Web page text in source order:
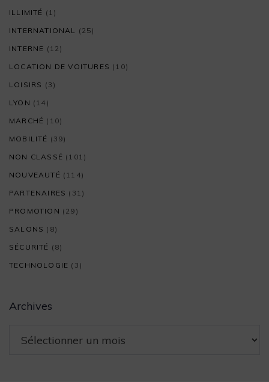
ILLIMITÉ (1)
INTERNATIONAL (25)
INTERNE (12)
LOCATION DE VOITURES (10)
LOISIRS (3)
LYON (14)
MARCHÉ (10)
MOBILITÉ (39)
NON CLASSÉ (101)
NOUVEAUTÉ (114)
PARTENAIRES (31)
PROMOTION (29)
SALONS (8)
SÉCURITÉ (8)
TECHNOLOGIE (3)
Archives